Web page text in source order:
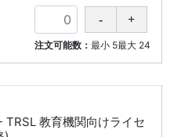
注文可能数： 最小 5最大 24
教育機関向けライセ